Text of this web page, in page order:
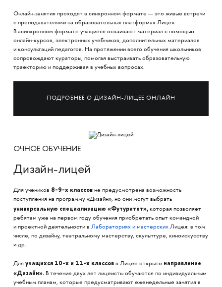
Онлайн-занятия проходят в синхронном формате — это живые встречи
с преподавателями на образовательных платформах Лицея.
В асинхронном формате учащиеся осваивают материал с помощью
онлайн-курсов, электронных учебников, дополнительных материалов
и консультаций педагогов. На протяжении всего обучения школьников
сопровождают кураторы, помогая выстраивать образовательную
траекторию и поддерживая в учебных вопросах.
ПОДРОБНЕЕ О ДИЗАЙН-ЛИЦЕЕ ОНЛАЙН
ОЧНОЕ ОБУЧЕНИЕ
Дизайн-лицей
Для учеников 8-9-х классов не предусмотрена возможность
поступления на программу «Дизайн», но они могут выбрать
универсальную специализацию «Футуритет»,которая позволяет ​​
ребятам уже на первом году обучения приобретать опыт командной
и проектной деятельности в Лабораториях и мастерскихЛицея: в том
числе, по дизайну, театральному мастерству, скульптуре, киноискусству
и др.
Дляучащихся 10-х и 11-х классовв Лицее открыто направление
«Дизайн». В течение двух лет лицеисты обучаются по индивидуальным
учебным планам, которые предусматривают еженедельные занятия в